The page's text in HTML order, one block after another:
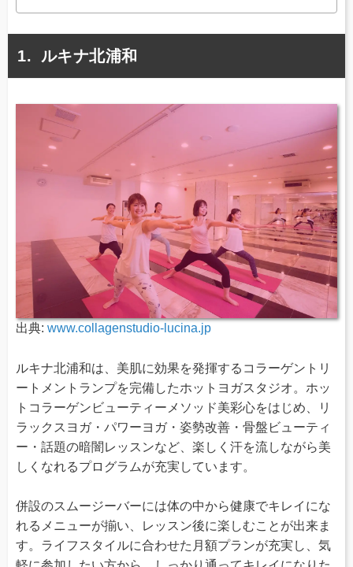
ルキナ北浦和
出典: www.collagenstudio-lucina.jp
ルキナ北浦和は、美肌に効果を発揮するコラーゲントリ
ートメントランプを完備したホットヨガスタジオ。ホッ
トコラーゲンビューティーメソッド美彩心をはじめ、リ
ラックスヨガ・パワーヨガ・姿勢改善・骨盤ビューティ
ー・話題の暗闇レッスンなど、楽しく汗を流しながら美
しくなれるプログラムが充実しています。
併設のスムージーバーには体の中から健康でキレイにな
れるメニューが揃い、レッスン後に楽しむことが出来ま
す。ライフスタイルに合わせた月額プランが充実し、気